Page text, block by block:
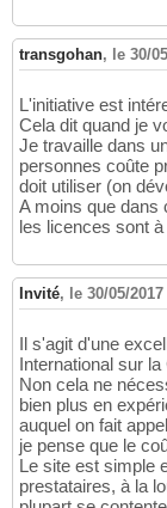
transgohan, le 30/
L'initiative est
Cela dit quand je
Je travaille dans
personnes coûte
doit utiliser (on
A moins que dans
les licences sont
Invité, le 30/05/
Il s'agit d'une
International sur
Non cela ne
bien plus en
auquel on fait
je pense que le
Le site est simple
prestataires, à la